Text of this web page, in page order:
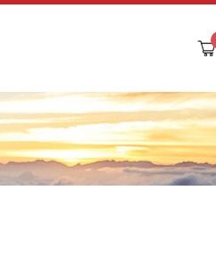
購
車